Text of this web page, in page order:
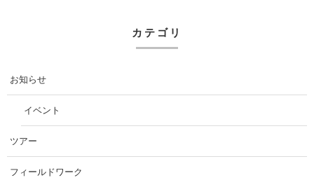
カテゴリ
お知らせ
イベント
ツアー
フィールドワーク